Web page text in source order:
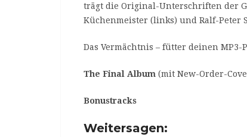
trägt die Original-Unterschriften der
Küchenmeister (links) und Ralf-Peter
Das Vermächtnis – fütter deinen MP3-
The Final Album (mit New-Order-
Bonustracks
Weitersagen: